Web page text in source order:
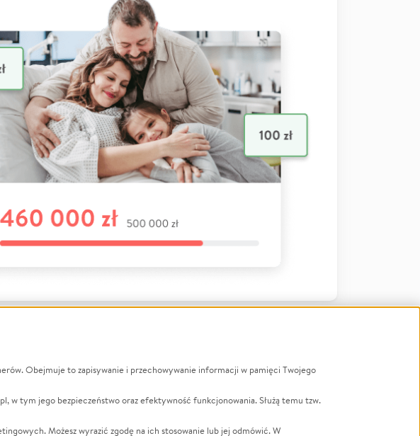
Zbieraj na
Leczenie
Zwierzęta
LGBTQ+
Powódź
Obejmuje to zapisywanie i przechowywanie informacji w pamięci Twojego
w tym jego bezpieczeństwo oraz efektywność funkcjonowania. Służą temu tzw.
Możesz wyrazić zgodę na ich stosowanie lub jej odmówić. W